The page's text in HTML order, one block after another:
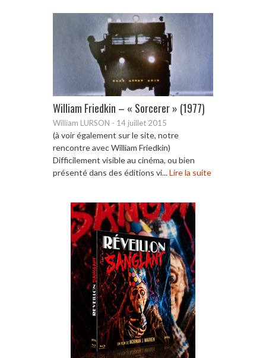
William Friedkin – « Sorcerer » (1977)
William LURSON - 14 juillet 2015
(à voir également sur le site, notre
rencontre avec William Friedkin)
Difficilement visible au cinéma, ou bien
présenté dans des éditions vi...Lire la suite